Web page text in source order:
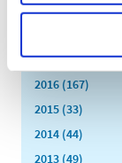
marts (16)
januar (17)
2016 (167)
2015 (33)
2014 (44)
2013 (49)